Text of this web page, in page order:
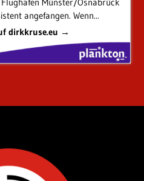
angefangen. Wenn...
dirkkruse.eu →